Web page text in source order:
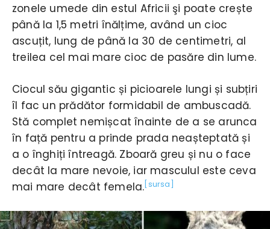
zonele umede din estul Africii şi poate crește
până la 1,5 metri înălțime, având un cioc
ascuțit, lung de până la 30 de centimetri, al
treilea cel mai mare cioc de pasăre din lume.
Ciocul său gigantic și picioarele lungi și subțiri
îl fac un prădător formidabil de ambuscadă.
Stă complet nemișcat înainte de a se arunca
în față pentru a prinde prada neașteptată și
a o înghiți întreagă. Zboară greu și nu o face
decât la mare nevoie, iar masculul este ceva
mai mare decât femela. [sursa]